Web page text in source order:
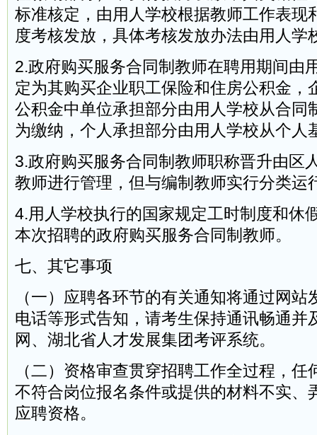
标准核定，由用人学校根据教师工作表现
度考核发放，具体考核发放办法由用人学
2.政府购买服务合同制教师在聘用期间由
定为其购买企业职工保险和住房公积金，
公积金中单位承担部分由用人学校从合同
为缴纳，个人承担部分由用人学校从个人
3.政府购买服务合同制教师职称晋升由区
教师进行管理，但与编制教师实行分类运
4.用人学校执行的国家规定工时制度和休
本次招聘的政府购买服务合同制教师。
七、其它事项
（一）应聘各环节的有关通知将通过网
电话等形式告知，请考生保持通讯畅通并
网、湖北省人才发展集团考评系统。
（二）资格审查贯穿招聘工作全过程，
不符合岗位报名条件或提供的材料不实、
应聘资格。